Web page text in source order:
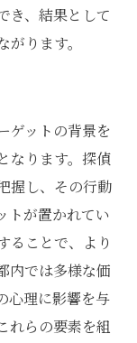
き、結果として
ります。
ゲットの背景を
なります。探偵
握し、その行動
トが置かれてい
ることで、より
内では多様な価
心理に影響を与
れらの要素を組